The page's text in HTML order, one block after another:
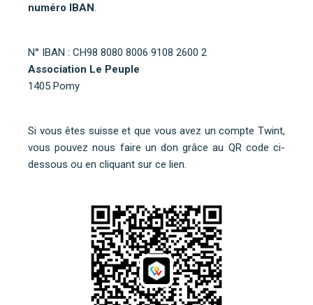
numéro IBAN.
N° IBAN : CH98 8080 8006 9108 2600 2
Association Le Peuple
1405 Pomy
Si vous êtes suisse et que vous avez un compte Twint,
vous pouvez nous faire un don grâce au QR code ci-
dessous ou en cliquant sur ce lien.